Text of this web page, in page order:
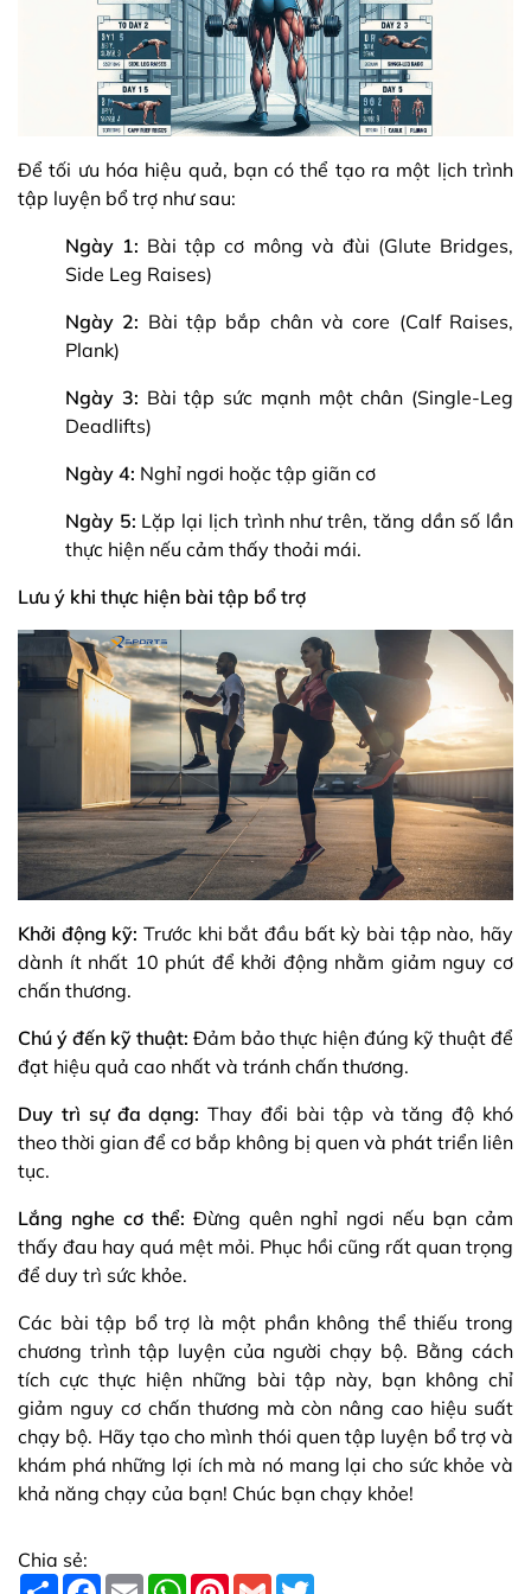
Để tối ưu hóa hiệu quả, bạn có thể tạo ra một lịch trình
tập luyện bổ trợ như sau:
Ngày 1: Bài tập cơ mông và đùi (Glute Bridges,
Side Leg Raises)
Ngày 2: Bài tập bắp chân và core (Calf Raises,
Plank)
Ngày 3: Bài tập sức mạnh một chân (Single-Leg
Deadlifts)
Ngày 4: Nghỉ ngơi hoặc tập giãn cơ
Ngày 5: Lặp lại lịch trình như trên, tăng dần số lần
thực hiện nếu cảm thấy thoải mái.
Lưu ý khi thực hiện bài tập bổ trợ
Khởi động kỹ: Trước khi bắt đầu bất kỳ bài tập nào, hãy
dành ít nhất 10 phút để khởi động nhằm giảm nguy cơ
chấn thương.
Chú ý đến kỹ thuật: Đảm bảo thực hiện đúng kỹ thuật để
đạt hiệu quả cao nhất và tránh chấn thương.
Duy trì sự đa dạng: Thay đổi bài tập và tăng độ khó
theo thời gian để cơ bắp không bị quen và phát triển liên
tục.
Lắng nghe cơ thể: Đừng quên nghỉ ngơi nếu bạn cảm
thấy đau hay quá mệt mỏi. Phục hồi cũng rất quan trọng
để duy trì sức khỏe.
Các bài tập bổ trợ là một phần không thể thiếu trong
chương trình tập luyện của người chạy bộ. Bằng cách
tích cực thực hiện những bài tập này, bạn không chỉ
giảm nguy cơ chấn thương mà còn nâng cao hiệu suất
chạy bộ. Hãy tạo cho mình thói quen tập luyện bổ trợ và
khám phá những lợi ích mà nó mang lại cho sức khỏe và
khả năng chạy của bạn! Chúc bạn chạy khỏe!
Chia sẻ:
S
F
E
W
P
G